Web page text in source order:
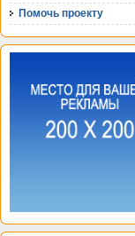
Помочь проекту